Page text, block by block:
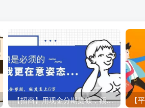
【招商】用现金分期提额，额度直上6万